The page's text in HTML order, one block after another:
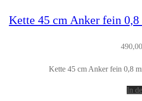
Kette 45 cm Anker fein
490,00
Kette 45 cm Anker fein 0,8
In